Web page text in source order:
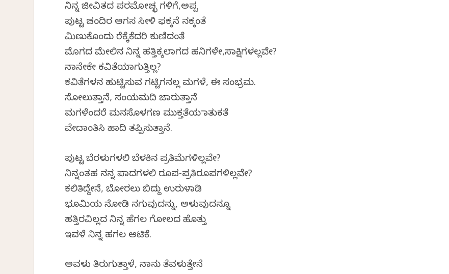
ನಿನ್ನ ಜೀವಿತದ ಪರಮೋಚ್ಛ ಗಳಿಗೆ,ಅಪ್ಪ
ಪುಟ್ಟ ಚಂದಿರ ಆಗಸ ಸೀಳಿ ಫಕ್ಕನೆ ನಕ್ಕಂತೆ
ಮಿಣುಕೊಂದು ರೆಕ್ಕೆಕೆದರಿ ಕುಣಿದಂತೆ
ಮೊಗದ ಮೇಲಿನ ನಿನ್ನ ಹತ್ತಿಕ್ಕಲಾಗದ ಹನಿಗಳೇ,ಸಾಕ್ಷಿಗಳಲ್ಲವೇ?
ನಾನೇಕೇ ಕವಿತೆಯಾಗುತ್ತಿಲ್ಲ?
ಕವಿತೆಗಳನ ಹುಟ್ಟಿಸುವ ಗಟ್ಟಿಗನಲ್ಲ ಮಗಳೆ, ಈ ಸಂಭ್ರಮ.
ಸೋಲುತ್ತಾನೆ, ಸಂಯಮದಿ ಜಾರುತ್ತಾನೆ
ಮಗಳೆಂದರೆ ಮನಸೊಳಗಣ ಮುಕ್ತತೆಯ ಮಾತುಕತೆ
ವೇದಾಂತಿಸಿ ಹಾದಿ ತಪ್ಪಿಸುತ್ತಾನೆ.
ಪುಟ್ಟ ಬೆರಳುಗಳಲಿ ಬೆಳಕಿನ ಪ್ರತಿಮೆಗಳಿಲ್ಲವೇ?
ನಿನ್ನಂತಹ ನನ್ನ ಪಾದಗಳಲಿ ರೂಪ-ಪ್ರತಿರೂಪಗಳಿಲ್ಲವೇ?
ಕಲಿತಿದ್ದೇನೆ, ಬೋರಲು ಬಿದ್ದು ಉರುಳಾಡಿ
ಭೂಮಿಯ ನೋಡಿ ನಗುವುದನ್ನು, ಅಳುವುದನ್ನೂ
ಹತ್ತಿರವಿಲ್ಲದ ನಿನ್ನ ಹೆಗಲ ಗೋಲದ ಹೊತ್ತು
ಇವಳೆ ನಿನ್ನ ಹಗಲ ಆಟಿಕೆ.
ಅವಳು ತಿರುಗುತ್ತಾಳೆ, ನಾನು ತೆವಳುತ್ತೇನೆ